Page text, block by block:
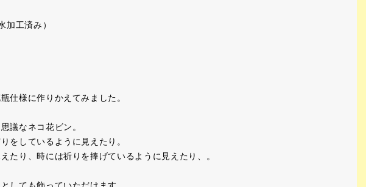
加工済み）
仕様に作りかえてみました。
議なネコ花ビン。
をしているように見えたり。
たり、時には祈りを捧げているように見えたり、。